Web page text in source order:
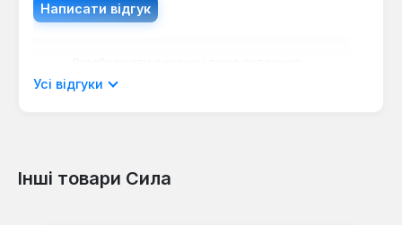
Написати відгук
мовою.
Відгуків не знайдено. Поділіться
Усі відгуки
Інші товари Сила